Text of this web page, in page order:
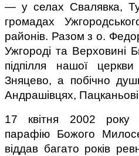
— у селах Свалявка,
громадах
районів. Разом з о.
Ужгороді та Верховині
підпілля нашої
Зняцево, а побічно
Андрашівцях,
17 квітня 2002 року
парафію Божого
віддав багато років